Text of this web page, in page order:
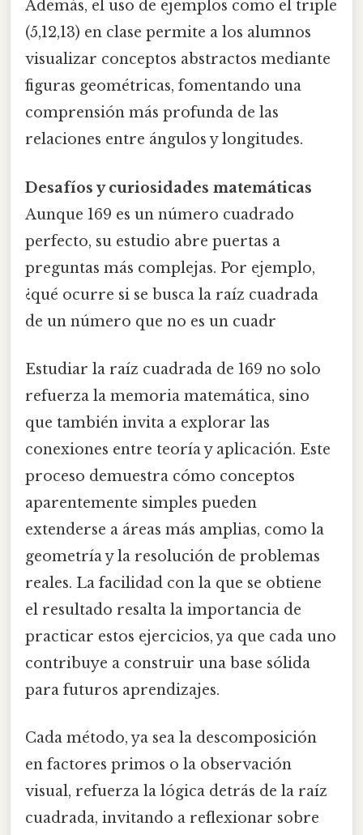
Además, el uso de ejemplos como el triple
(5,12,13) en clase permite a los alumnos
visualizar conceptos abstractos mediante
figuras geométricas, fomentando una
comprensión más profunda de las
relaciones entre ángulos y longitudes.
Desafíos y curiosidades matemáticas
Aunque 169 es un número cuadrado
perfecto, su estudio abre puertas a
preguntas más complejas. Por ejemplo,
¿qué ocurre si se busca la raíz cuadrada
de un número que no es un cuadr
Estudiar la raíz cuadrada de 169 no solo
refuerza la memoria matemática, sino
que también invita a explorar las
conexiones entre teoría y aplicación. Este
proceso demuestra cómo conceptos
aparentemente simples pueden
extenderse a áreas más amplias, como la
geometría y la resolución de problemas
reales. La facilidad con la que se obtiene
el resultado resalta la importancia de
practicar estos ejercicios, ya que cada uno
contribuye a construir una base sólida
para futuros aprendizajes.
Cada método, ya sea la descomposición
en factores primos o la observación
visual, refuerza la lógica detrás de la raíz
cuadrada, invitando a reflexionar sobre